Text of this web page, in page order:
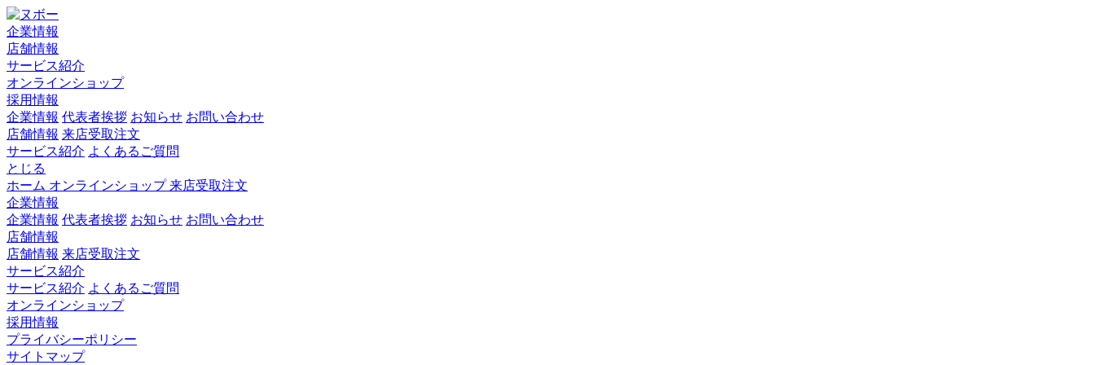
企業情報
店舗情報
サービス紹介
オンラインショップ
採用情報
企業情報 代表者挨拶 お知らせ お問い合わせ
店舗情報 来店受取注文
サービス紹介 よくあるご質問
とじる
ホーム オンラインショップ来店受取注文
企業情報
企業情報 代表者挨拶 お知らせ お問い合わせ
店舗情報
店舗情報 来店受取注文
サービス紹介
サービス紹介 よくあるご質問
オンラインショップ
採用情報
プライバシーポリシー
サイトマップ